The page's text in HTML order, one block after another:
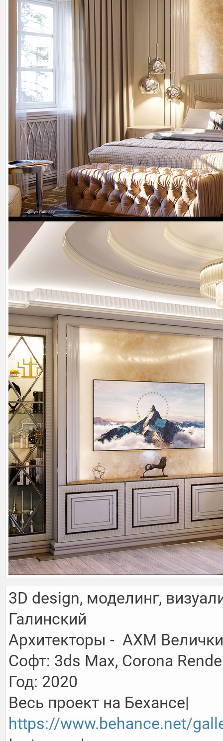
3D design, моделинг,
Галинский
Архитекторы -  АХМ
Софт: 3ds Max, Corona
Год: 2020
https://www.behance.net/